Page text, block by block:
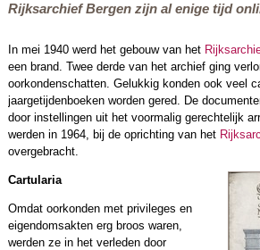
Rijksarchief Bergen zijn al enige tijd
In mei 1940 werd het gebouw van het
een brand. Twee derde van het archief ging
oorkondenschatten. Gelukkig konden ook veel
jaargetijdenboeken worden gered. De
door instellingen uit het voormalig gerechtelijk
werden in 1964, bij de oprichting van het
overgebracht.
Cartularia
Omdat oorkonden met privileges en
eigendomsakten erg broos waren,
werden ze in het verleden door